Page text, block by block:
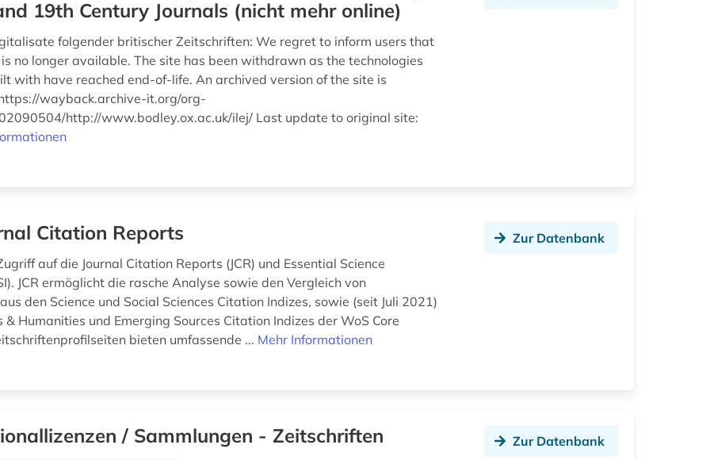
19th Century Journals (nicht mehr online)
folgender britischer Zeitschriften: We regret to inform users that
no longer available. The site has been withdrawn as the technologies
with have reached end-of-life. An archived version of the site is
wayback.archive-it.org/org-
http://www.bodley.ox.ac.uk/ilej/ Last update to original site:
Citation Reports
auf die Journal Citation Reports (JCR) und Essential Science
JCR ermöglicht die rasche Analyse sowie den Vergleich von
den Science und Social Sciences Citation Indizes, sowie (seit Juli 2021)
& Humanities und Emerging Sources Citation Indizes der WoS Core
bieten umfassende ... Mehr Informationen
Zur Datenbank
/ Sammlungen - Zeitschriften Zur Datenbank